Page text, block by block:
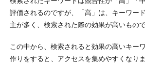
評価されるのですが、「高」は、キーワー
主が多く、検索された際の効果が高いもので
この中から、検索されると効果の高いキー
作りをすると、アクセスを集めやすくなりま